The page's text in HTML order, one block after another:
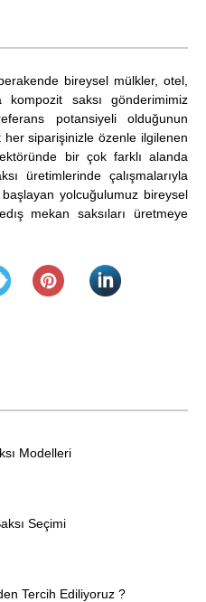
bireysel mülkler, otel,
saksı gönderimimiz
potansiyeli olduğunun
siparişinizle özenle ilgilenen
bir çok farklı alanda
üretimlerinde çalışmalarıyla
başlayan yolcuğulumuz bireysel
mekan saksıları üretmeye
Modelleri
Seçimi
Tercih Ediliyoruz ?